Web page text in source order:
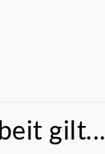
gilt...